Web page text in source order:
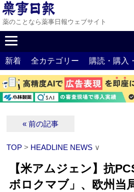
薬のことなら薬事日報ウェブサイト
新着 全カテゴリー 購読・購入
« 前の記事
TOP > HEADLINE NEWS ∨
【米アムジェン】抗
ボロクマブ」、欧州当